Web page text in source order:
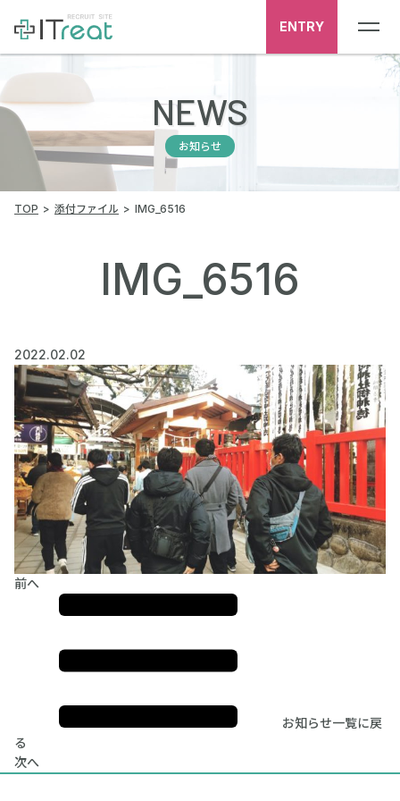
ENTRY
NEWS
お知らせ
TOP 添付ファイル IMG_6516
IMG_6516
2022.02.02
前へ
お知らせ一覧に戻
る
次へ